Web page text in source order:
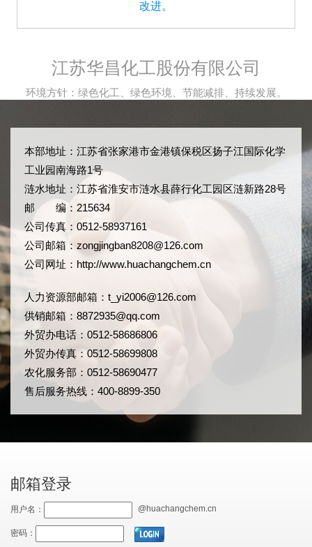
改进。
江苏华昌化工股份有限公司
环境方针：绿色化工、绿色环境、节能减排、持续发展。
本部地址：江苏省张家港市金港镇保税区扬子江国际化学
工业园南海路1号
涟水地址：江苏省淮安市涟水县薛行化工园区涟新路28号
邮 编：215634
公司传真：0512-58937161
公司邮箱： zongjingban8208@126.com
公司网址： http://www.huachangchem.cn
人力资源部邮箱： t_yi2006@126.com
供销邮箱：8872935@qq.com
外贸办电话：0512-58686806
外贸办传真：0512-58699808
农化服务部：0512-58690477
售后服务热线：400-8899-350
邮箱登录
用户名： @huachangchem.cn
密码：